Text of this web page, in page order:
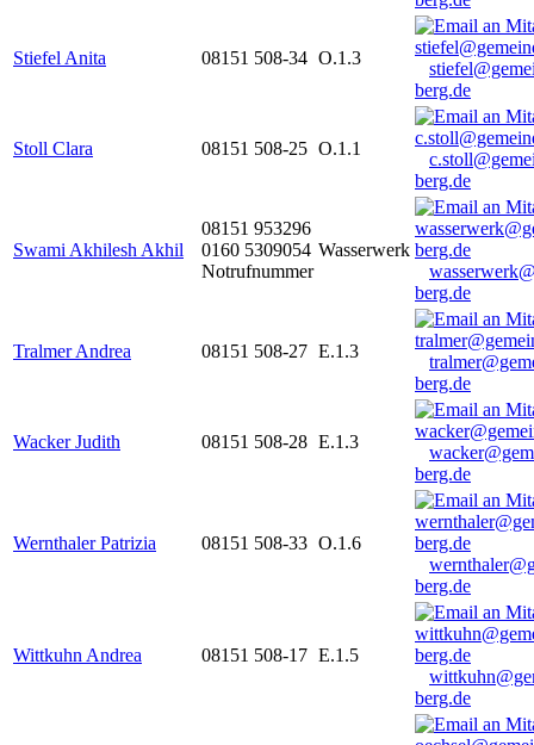
Stiefel Anita 08151 508-34 O.1.3
berg.de
Stoll Clara 08151 508-25 O.1.1
berg.de
Swami Akhilesh Akhil
08151 953296
0160 5309054
Notrufnummer
Wasserwerk
berg.de
Tralmer Andrea 08151 508-27 E.1.3
berg.de
Wacker Judith 08151 508-28 E.1.3
berg.de
Wernthaler Patrizia 08151 508-33 O.1.6
berg.de
Wittkuhn Andrea 08151 508-17 E.1.5
berg.de